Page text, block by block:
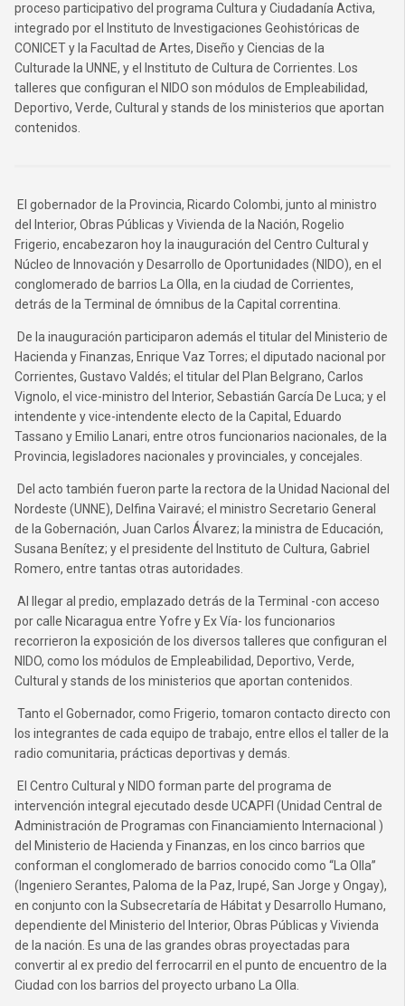
proceso participativo del programa Cultura y Ciudadanía Activa,
integrado por el Instituto de Investigaciones Geohistóricas de
CONICET y la Facultad de Artes, Diseño y Ciencias de la
Culturade la UNNE, y el Instituto de Cultura de Corrientes. Los
talleres que configuran el NIDO son módulos de Empleabilidad,
Deportivo, Verde, Cultural y stands de los ministerios que aportan
contenidos.
El gobernador de la Provincia, Ricardo Colombi, junto al ministro
del Interior, Obras Públicas y Vivienda de la Nación, Rogelio
Frigerio, encabezaron hoy la inauguración del Centro Cultural y
Núcleo de Innovación y Desarrollo de Oportunidades (NIDO), en el
conglomerado de barrios La Olla, en la ciudad de Corrientes,
detrás de la Terminal de ómnibus de la Capital correntina.
De la inauguración participaron además el titular del Ministerio de
Hacienda y Finanzas, Enrique Vaz Torres; el diputado nacional por
Corrientes, Gustavo Valdés; el titular del Plan Belgrano, Carlos
Vignolo, el vice-ministro del Interior, Sebastián García De Luca; y el
intendente y vice-intendente electo de la Capital, Eduardo
Tassano y Emilio Lanari, entre otros funcionarios nacionales, de la
Provincia, legisladores nacionales y provinciales, y concejales.
Del acto también fueron parte la rectora de la Unidad Nacional del
Nordeste (UNNE), Delfina Vairavé; el ministro Secretario General
de la Gobernación, Juan Carlos Álvarez; la ministra de Educación,
Susana Benítez; y el presidente del Instituto de Cultura, Gabriel
Romero, entre tantas otras autoridades.
Al llegar al predio, emplazado detrás de la Terminal -con acceso
por calle Nicaragua entre Yofre y Ex Vía- los funcionarios
recorrieron la exposición de los diversos talleres que configuran el
NIDO, como los módulos de Empleabilidad, Deportivo, Verde,
Cultural y stands de los ministerios que aportan contenidos.
Tanto el Gobernador, como Frigerio, tomaron contacto directo con
los integrantes de cada equipo de trabajo, entre ellos el taller de la
radio comunitaria, prácticas deportivas y demás.
El Centro Cultural y NIDO forman parte del programa de
intervención integral ejecutado desde UCAPFI (Unidad Central de
Administración de Programas con Financiamiento Internacional )
del Ministerio de Hacienda y Finanzas, en los cinco barrios que
conforman el conglomerado de barrios conocido como “La Olla”
(Ingeniero Serantes, Paloma de la Paz, Irupé, San Jorge y Ongay),
en conjunto con la Subsecretaría de Hábitat y Desarrollo Humano,
dependiente del Ministerio del Interior, Obras Públicas y Vivienda
de la nación. Es una de las grandes obras proyectadas para
convertir al ex predio del ferrocarril en el punto de encuentro de la
Ciudad con los barrios del proyecto urbano La Olla.